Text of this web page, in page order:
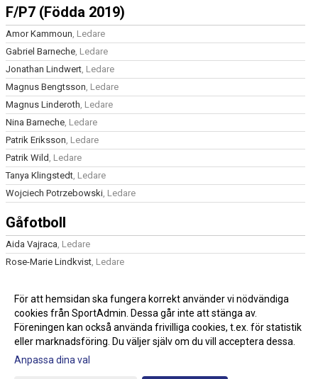
F/P7 (Födda 2019)
Amor Kammoun, Ledare
Gabriel Barneche, Ledare
Jonathan Lindwert, Ledare
Magnus Bengtsson, Ledare
Magnus Linderoth, Ledare
Nina Barneche, Ledare
Patrik Eriksson, Ledare
Patrik Wild , Ledare
Tanya Klingstedt, Ledare
Wojciech Potrzebowski, Ledare
Gåfotboll
Aida Vajraca, Ledare
Rose-Marie Lindkvist, Ledare
Ledarsida
Dan Henriksson , Ledare
Jens Nilsson, Ledare
För att hemsidan ska fungera korrekt använder vi nödvändiga
cookies från SportAdmin. Dessa går inte att stänga av.
Föreningen kan också använda frivilliga cookies, t.ex. för statistik
eller marknadsföring. Du väljer själv om du vill acceptera dessa.
Anpassa dina val